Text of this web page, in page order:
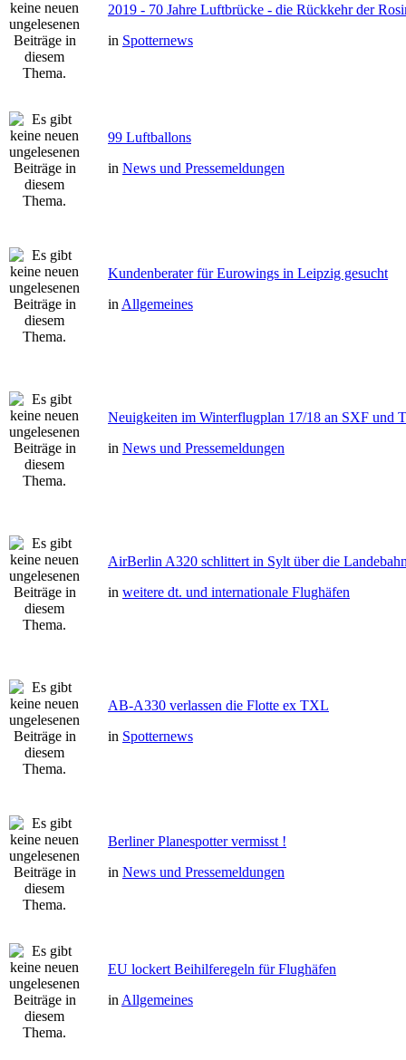
2019 - 70 Jahre Luftbrücke - die Rückkehr der
in Spotternews
99 Luftballons
in News und Pressemeldungen
Kundenberater für Eurowings in Leipzig gesucht
in Allgemeines
Neuigkeiten im Winterflugplan 17/18 an SXF und
in News und Pressemeldungen
AirBerlin A320 schlittert in Sylt über die
in weitere dt. und internationale Flughäfen
AB-A330 verlassen die Flotte ex TXL
in Spotternews
Berliner Planespotter vermisst !
in News und Pressemeldungen
EU lockert Beihilferegeln für Flughäfen
in Allgemeines